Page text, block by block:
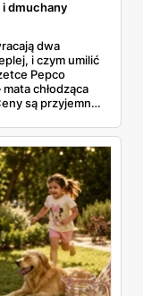
i dmuchany
dwa
i czym umilić
Pepco
chłodząca
są przyjemne:
na ten sezon
nad wodą.